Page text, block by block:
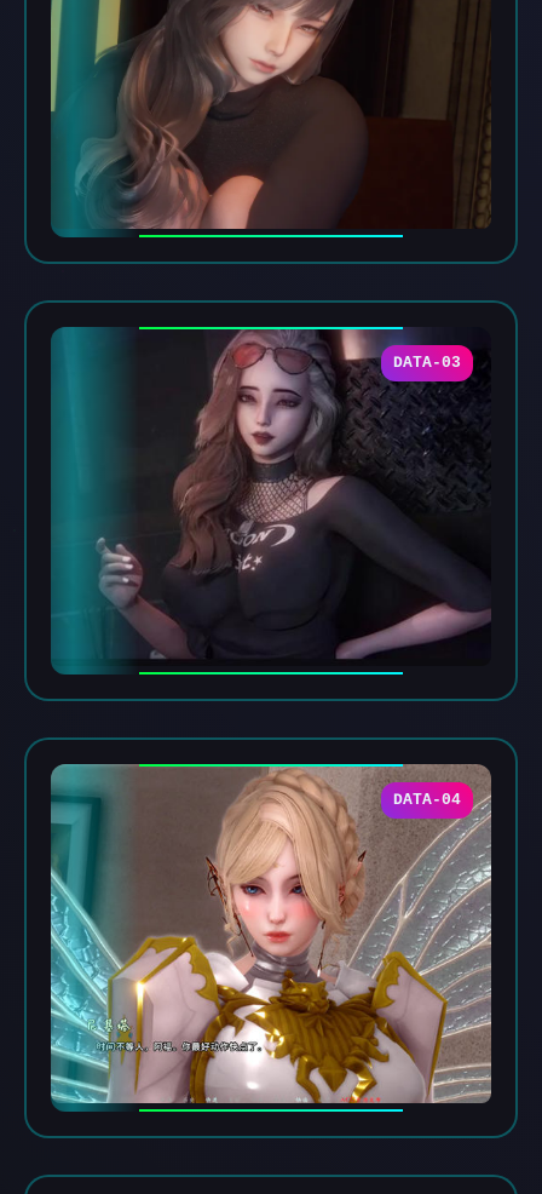
DATA-03
DATA-04